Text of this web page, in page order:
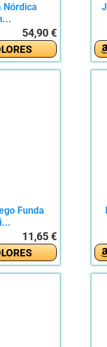
Nórdica
54,90 €
Funda
11,65 €